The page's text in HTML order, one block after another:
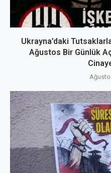
Ukrayna’daki
Ağustos Bir Günlük